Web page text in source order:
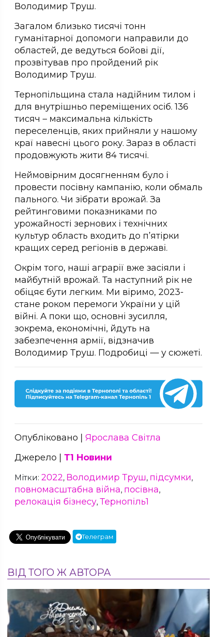
Володимир Труш.
Загалом близько тисячі тонн
гуманітарної допомоги направили до
областей, де ведуться бойові дії,
прозвітував про пройдений рік
Володимир Труш.
Тернопільщина стала надійним тилом і
для внутрішньо переміщених осіб. 136
тисяч – максимальна кількість
переселенців, яких прийняли у нашому
краї навесні цього року. Зараз в області
продовжують жити 84 тисячі.
Неймовірним досягненням було і
провести посівну кампанію, коли обмаль
пального. Чи зібрати врожай. За
рейтинговими показниками по
урожайності зернових і технічних
культур область входить до п’ятірки
кращих серед регіонів в державі.
Окрім того, наші аграрії вже засіяли і
майбутній врожай. Та наступний рік не
обіцяє бути легким. Ми віримо, 2023-
стане роком перемоги України у цій
війні. А поки що, основні зусилля,
зокрема, економічні, йдуть на
забезпечення армії, відзначив
Володимир Труш. Подробиці — у сюжеті.
Опубліковано | Ярослава Світла
Джерело | Т1 Новини
Мітки: 2022, Володимир Труш, підсумки,
повномасштабна війна, посівна,
релокація бізнесу, Тернопіль1
Телеграм
ВІД ТОГО Ж АВТОРА